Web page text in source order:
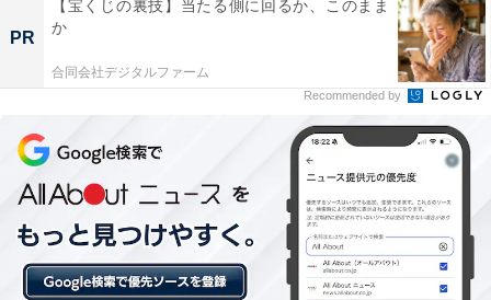
岩盤浴のデトックス効果が素晴らしく、サラサラと
した汗を流してリフレッシュできる点や、週替わり
の香風呂などの変化が楽しめる点も魅力。
入館料がリーズナブルで、夕方以降の割引や水曜日
のお子様サービスデーなどもあり、家族連れでも気
PR
【宝くじの裏技】当たる側に回るか、このまま
か
合同会社デジタルファーム
Recommended by